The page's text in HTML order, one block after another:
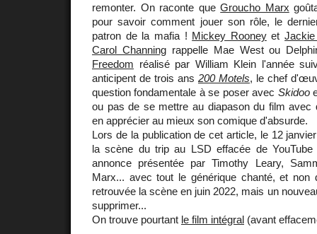
remonter. On raconte queGroucho Marx
pour savoir comment jouer son rôle, le
patron de la mafia ! Mickey Rooneyet
Carol Channingrappelle Mae West ou
Freedom réalisé par William Klein l'année
anticipent de trois ans 200 Motels, le chef
question fondamentale à se poser avec Skidoo
ou pas de se mettre au diapason du film avec
en apprécier au mieux son comique d'absurde.
Lors de la publication de cet article, le 12
la scène du trip au LSD effacée de YouTube
annonce présentée par Timothy Leary,
Marx... avec tout le générique chanté, et non
retrouvée la scène en juin 2022, mais un
supprimer...
On trouve pourtant le film intégral (avant